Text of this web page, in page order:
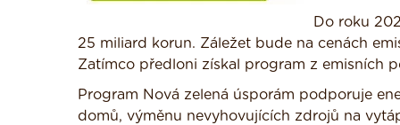
Do roku
25 miliard korun. Záležet bude na cenách
Zatímco předloni získal program z emisních
Program Nová zelená úsporám podporuje
domů, výměnu nevyhovujících zdrojů na